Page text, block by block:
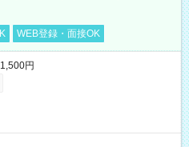
WEB登録・面接OK
円